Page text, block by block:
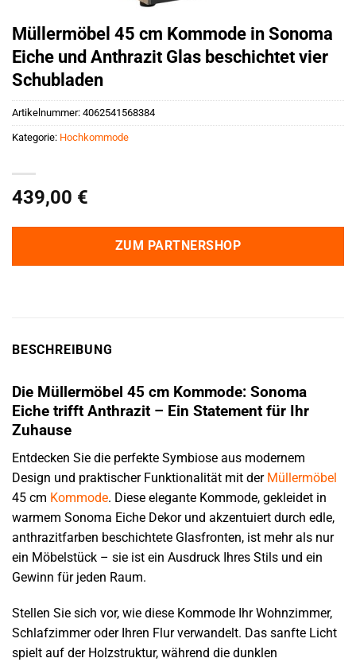
Müllermöbel 45 cm Kommode in Sonoma
Eiche und Anthrazit Glas beschichtet vier
Schubladen
439,00 €
ZUM PARTNERSHOP
Artikelnummer: 4062541568384
Kategorie: Hochkommode
BESCHREIBUNG
Die Müllermöbel 45 cm Kommode: Sonoma
Eiche trifft Anthrazit – Ein Statement für Ihr
Zuhause
Entdecken Sie die perfekte Symbiose aus modernem
Design und praktischer Funktionalität mit der Müllermöbel
45 cm Kommode. Diese elegante Kommode, gekleidet in
warmem Sonoma Eiche Dekor und akzentuiert durch edle,
anthrazitfarben beschichtete Glasfronten, ist mehr als nur
ein Möbelstück – sie ist ein Ausdruck Ihres Stils und ein
Gewinn für jeden Raum.
Stellen Sie sich vor, wie diese Kommode Ihr Wohnzimmer,
Schlafzimmer oder Ihren Flur verwandelt. Das sanfte Licht
spielt auf der Holzstruktur, während die dunklen